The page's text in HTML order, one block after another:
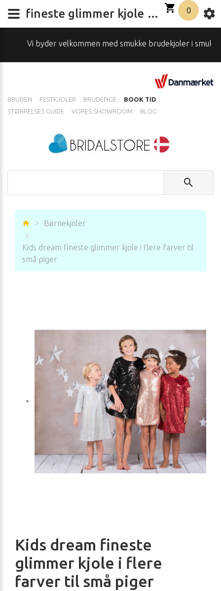
Vi byder velkommen med smukke brudekjoler i smukke
BRUDEN FESTKJOLER BRUDEPIGE
BOOK TID
STØRRELSES GUIDE
VORES SHOWROOM BLOG
0
Børnekjoler
Kids dream fineste glimmer kjole i flere farver til
små piger
Kids dream fineste
glimmer kjole i flere
farver til små piger
fineste glimmer kjole i flere farver til små piger